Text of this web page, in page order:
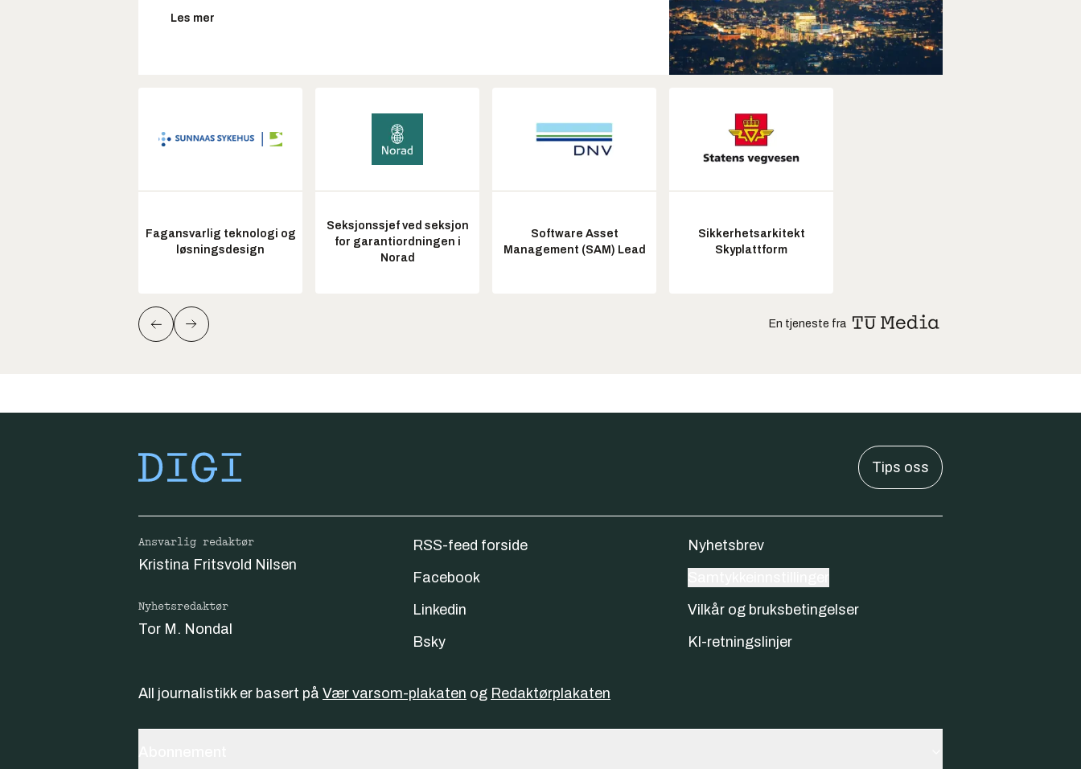
Les mer
Fagansvarlig teknologi og
løsningsdesign
Seksjonssjef ved seksjon
for garantiordningen i
Norad
Software Asset
Management (SAM) Lead
Sikkerhetsarkitekt
Skyplattform
En tjeneste fra
Tips oss
Ansvarlig redaktør
Kristina Fritsvold Nilsen
Nyhetsredaktør
Tor M. Nondal
RSS-feed forside
Facebook
Linkedin
Bsky
Nyhetsbrev
Vilkår og bruksbetingelser
KI-retningslinjer
All journalistikk er basert på Vær varsom-plakaten og Redaktørplakaten